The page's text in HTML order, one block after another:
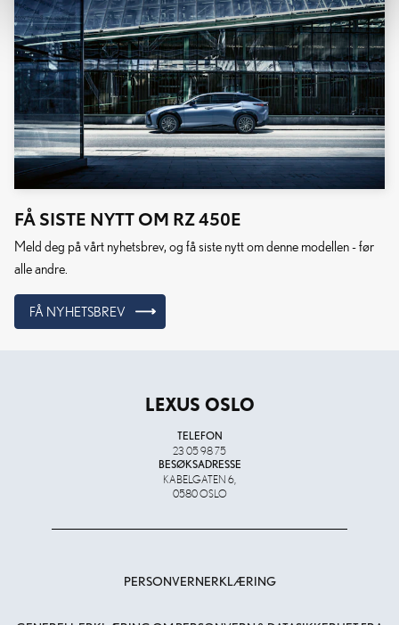
FÅ SISTE NYTT OM RZ 450E
Meld deg på vårt nyhetsbrev, og få siste nytt om denne modellen - før
alle andre.
FÅ NYHETSBREV
LEXUS OSLO
TELEFON
23 05 98 75
BESØKSADRESSE
KABELGATEN 6,
0580 OSLO
PERSONVERNERKLÆRING